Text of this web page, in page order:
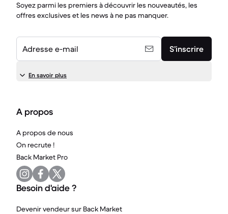
Soyez parmi les premiers à découvrir les nouveautés, les
offres exclusives et les news à ne pas manquer.
Adresse e-mail S’inscrire
En savoir plus
A propos
A propos de nous
On recrute !
Back Market Pro
Besoin d'aide ?
Devenir vendeur sur Back Market